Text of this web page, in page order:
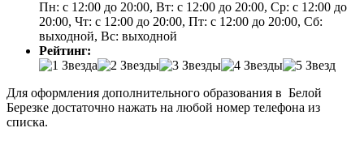
Пн: с 12:00 до 20:00, Вт: с 12:00 до 20:00, Ср: с 12:00 до
20:00, Чт: с 12:00 до 20:00, Пт: с 12:00 до 20:00, Сб:
выходной, Вс: выходной
Рейтинг:
Для оформления дополнительного образования в Белой
Березке достаточно нажать на любой номер телефона из
списка.